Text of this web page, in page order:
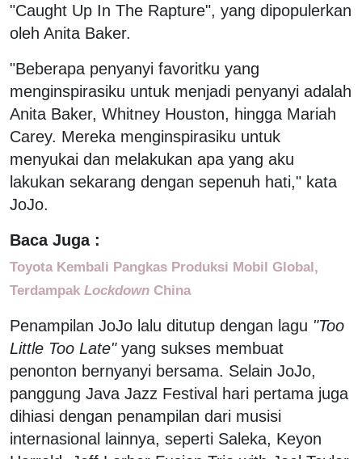
"Caught Up In The Rapture", yang dipopulerkan
oleh Anita Baker.
"Beberapa penyanyi favoritku yang
menginspirasiku untuk menjadi penyanyi adalah
Anita Baker, Whitney Houston, hingga Mariah
Carey. Mereka menginspirasiku untuk
menyukai dan melakukan apa yang aku
lakukan sekarang dengan sepenuh hati," kata
JoJo.
Baca Juga :
Toyota Kembali Pangkas Produksi Mobil Global,
Terdampak Lockdown China
Penampilan JoJo lalu ditutup dengan lagu "Too
Little Too Late"yang sukses membuat
penonton bernyanyi bersama. Selain JoJo,
panggung Java Jazz Festival hari pertama juga
dihiasi dengan penampilan dari musisi
internasional lainnya, seperti Saleka, Keyon